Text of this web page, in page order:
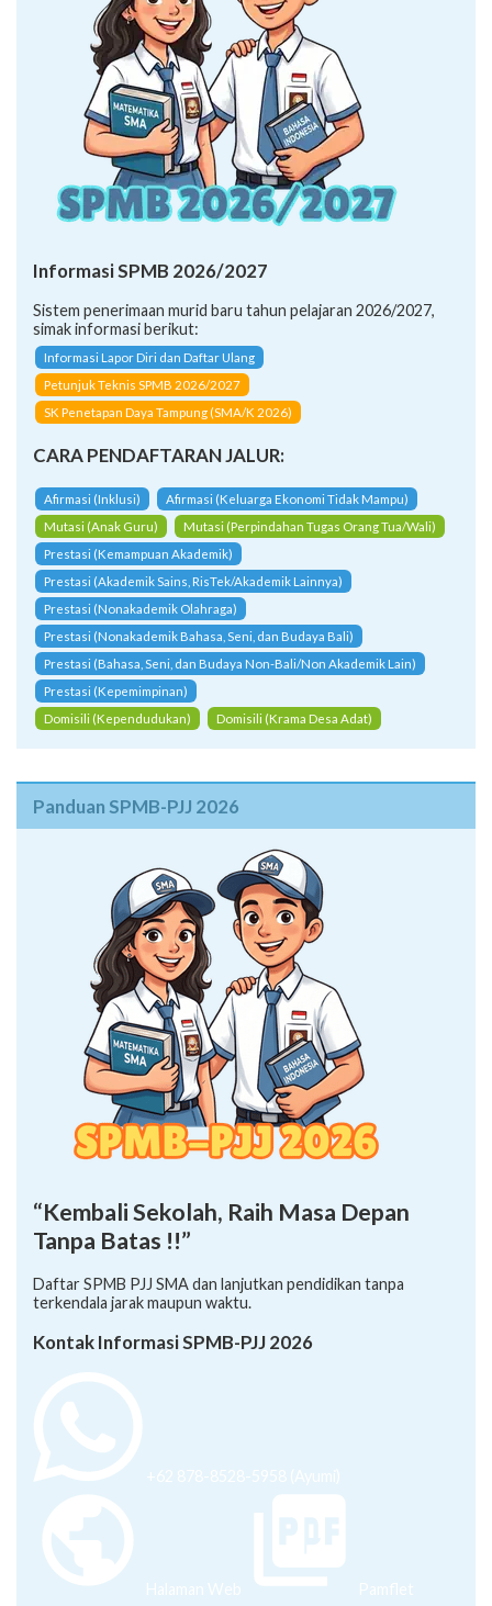
Informasi SPMB 2026/2027
Sistem penerimaan murid baru tahun pelajaran 2026/2027,
simak informasi berikut:
Informasi Lapor Diri dan Daftar Ulang
Petunjuk Teknis SPMB 2026/2027
SK Penetapan Daya Tampung (SMA/K 2026)
CARA PENDAFTARAN JALUR:
Afirmasi (Inklusi)
Afirmasi (Keluarga Ekonomi Tidak Mampu)
Mutasi (Anak Guru)
Mutasi (Perpindahan Tugas Orang Tua/Wali)
Prestasi (Kemampuan Akademik)
Prestasi (Akademik Sains, RisTek/Akademik Lainnya)
Prestasi (Nonakademik Olahraga)
Prestasi (Nonakademik Bahasa, Seni, dan Budaya Bali)
Prestasi (Bahasa, Seni, dan Budaya Non-Bali/Non Akademik Lain)
Prestasi (Kepemimpinan)
Domisili (Kependudukan)
Domisili (Krama Desa Adat)
Panduan SPMB-PJJ 2026
“Kembali Sekolah, Raih Masa Depan
Tanpa Batas !!”
Daftar SPMB PJJ SMA dan lanjutkan pendidikan tanpa
terkendala jarak maupun waktu.
Kontak Informasi SPMB-PJJ 2026
+62 878-8528-5958 (Ayumi)
Halaman Web Pamflet